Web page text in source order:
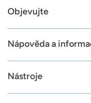
Objevujte
Nápověda a
Nástroje